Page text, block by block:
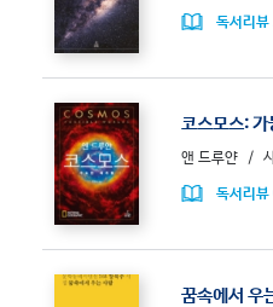
독서리뷰
코스모스:
앤 드루얀
독서리뷰
꿈속에서 우